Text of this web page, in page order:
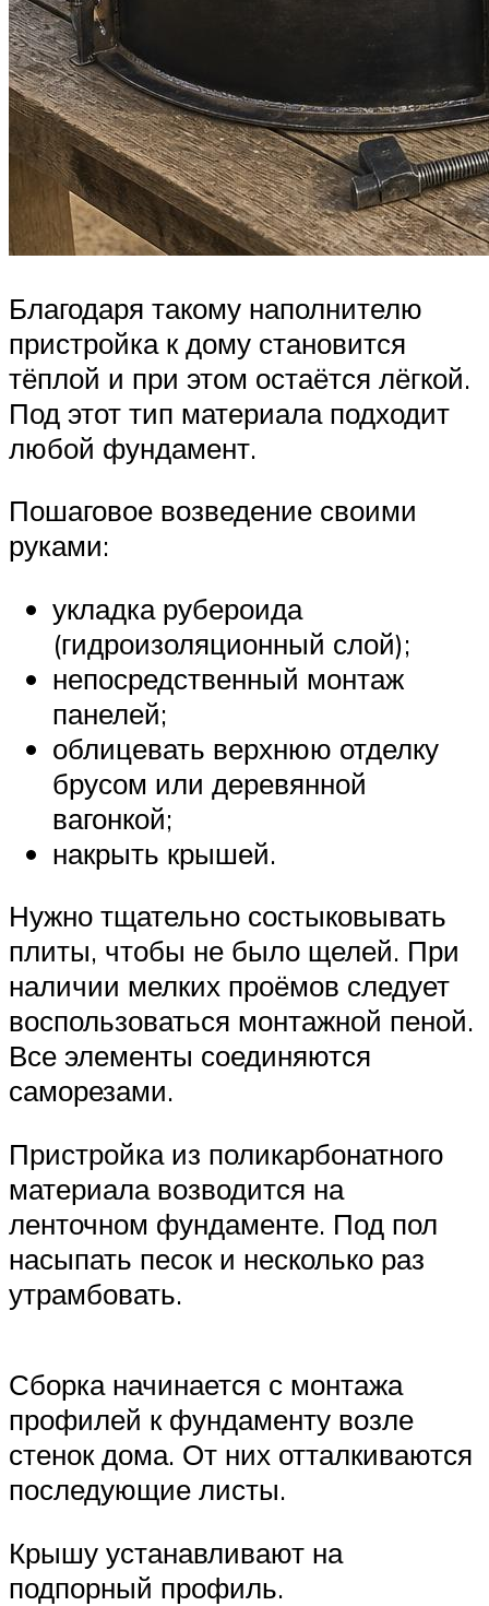
Благодаря такому наполнителю
пристройка к дому становится
тёплой и при этом остаётся лёгкой.
Под этот тип материала подходит
любой фундамент.
Пошаговое возведение своими
руками:
укладка рубероида
(гидроизоляционный слой);
непосредственный монтаж
панелей;
облицевать верхнюю отделку
брусом или деревянной
вагонкой;
накрыть крышей.
Нужно тщательно состыковывать
плиты, чтобы не было щелей. При
наличии мелких проёмов следует
воспользоваться монтажной пеной.
Все элементы соединяются
саморезами.
Пристройка из поликарбонатного
материала возводится на
ленточном фундаменте. Под пол
насыпать песок и несколько раз
утрамбовать.
Сборка начинается с монтажа
профилей к фундаменту возле
стенок дома. От них отталкиваются
последующие листы.
Крышу устанавливают на
подпорный профиль.